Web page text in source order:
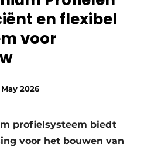
en flexibel
voor
2026
profielsysteem biedt
voor het bouwen van